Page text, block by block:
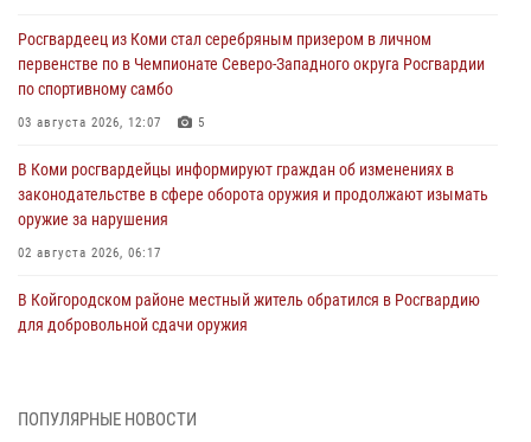
Росгвардеец из Коми стал серебряным призером в личном
первенстве по в Чемпионате Северо-Западного округа Росгвардии
по спортивному самбо
03 августа 2026, 12:07 5
В Коми росгвардейцы информируют граждан об изменениях в
законодательстве в сфере оборота оружия и продолжают изымать
оружие за нарушения
02 августа 2026, 06:17
В Койгородском районе местный житель обратился в Росгвардию
для добровольной сдачи оружия
Росгвардии по Республике Коми лично проверил ДОЛ «Орленок»
ПОПУЛЯРНЫЕ НОВОСТИ